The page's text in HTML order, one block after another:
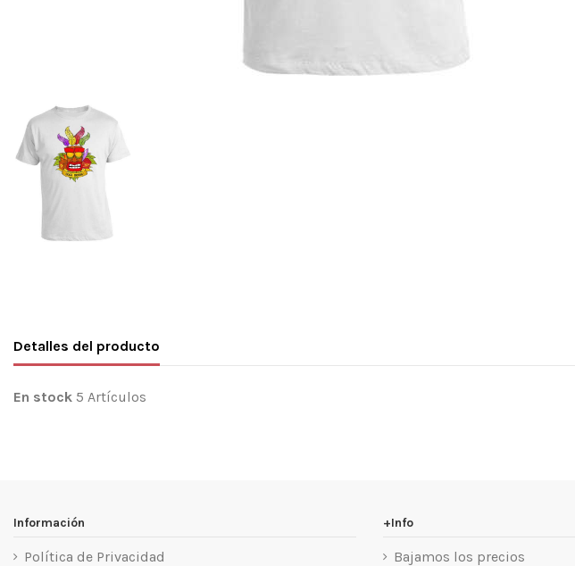
Detalles del producto
En stock 5 Artículos
Información
Política de Privacidad
+Info
Bajamos los precios